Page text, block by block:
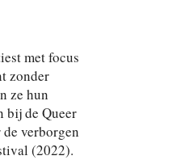
met focus
zonder
ze hun
bij de Queer
verborgen
(2022).